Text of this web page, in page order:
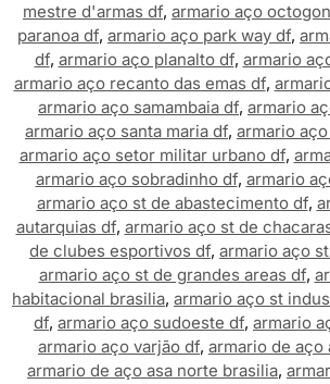
mestre d'armas df, armario aço
paranoa df, armario aço park way df,
df, armario aço planalto df, armario
armario aço recanto das emas df,
armario aço samambaia df, armario
armario aço santa maria df, armario
armario aço setor militar urbano df,
armario aço sobradinho df, armario
armario aço st de abastecimento df,
autarquias df, armario aço st de
de clubes esportivos df, armario aço
armario aço st de grandes areas df,
habitacional brasilia, armario aço st
df, armario aço sudoeste df, armario
armario aço varjão df, armario de aço
armario de aço asa norte brasilia,